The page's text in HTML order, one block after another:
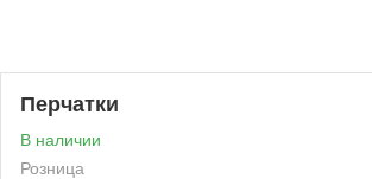
Перчатки
В наличии
Розница